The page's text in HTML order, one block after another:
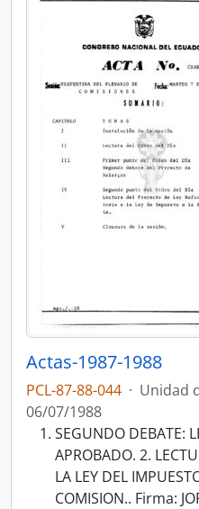
Actas-1987-1988
PCL-87-88-044 · Unidad
06/07/1988
SEGUNDO DEBATE:
APROBADO. 2.
LA LEY DEL
COMISION.. Firma: